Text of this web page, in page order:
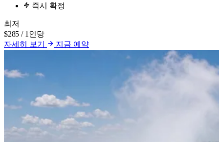
즉시 확정
최저
$285 / 1인당
자세히 보기
지금 예약